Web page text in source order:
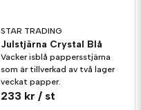
STAR TRADING
Julstjärna Crystal Blå
Vacker isblå pappersstjärna
som är tillverkad av två lager
veckat papper.
233 kr / st